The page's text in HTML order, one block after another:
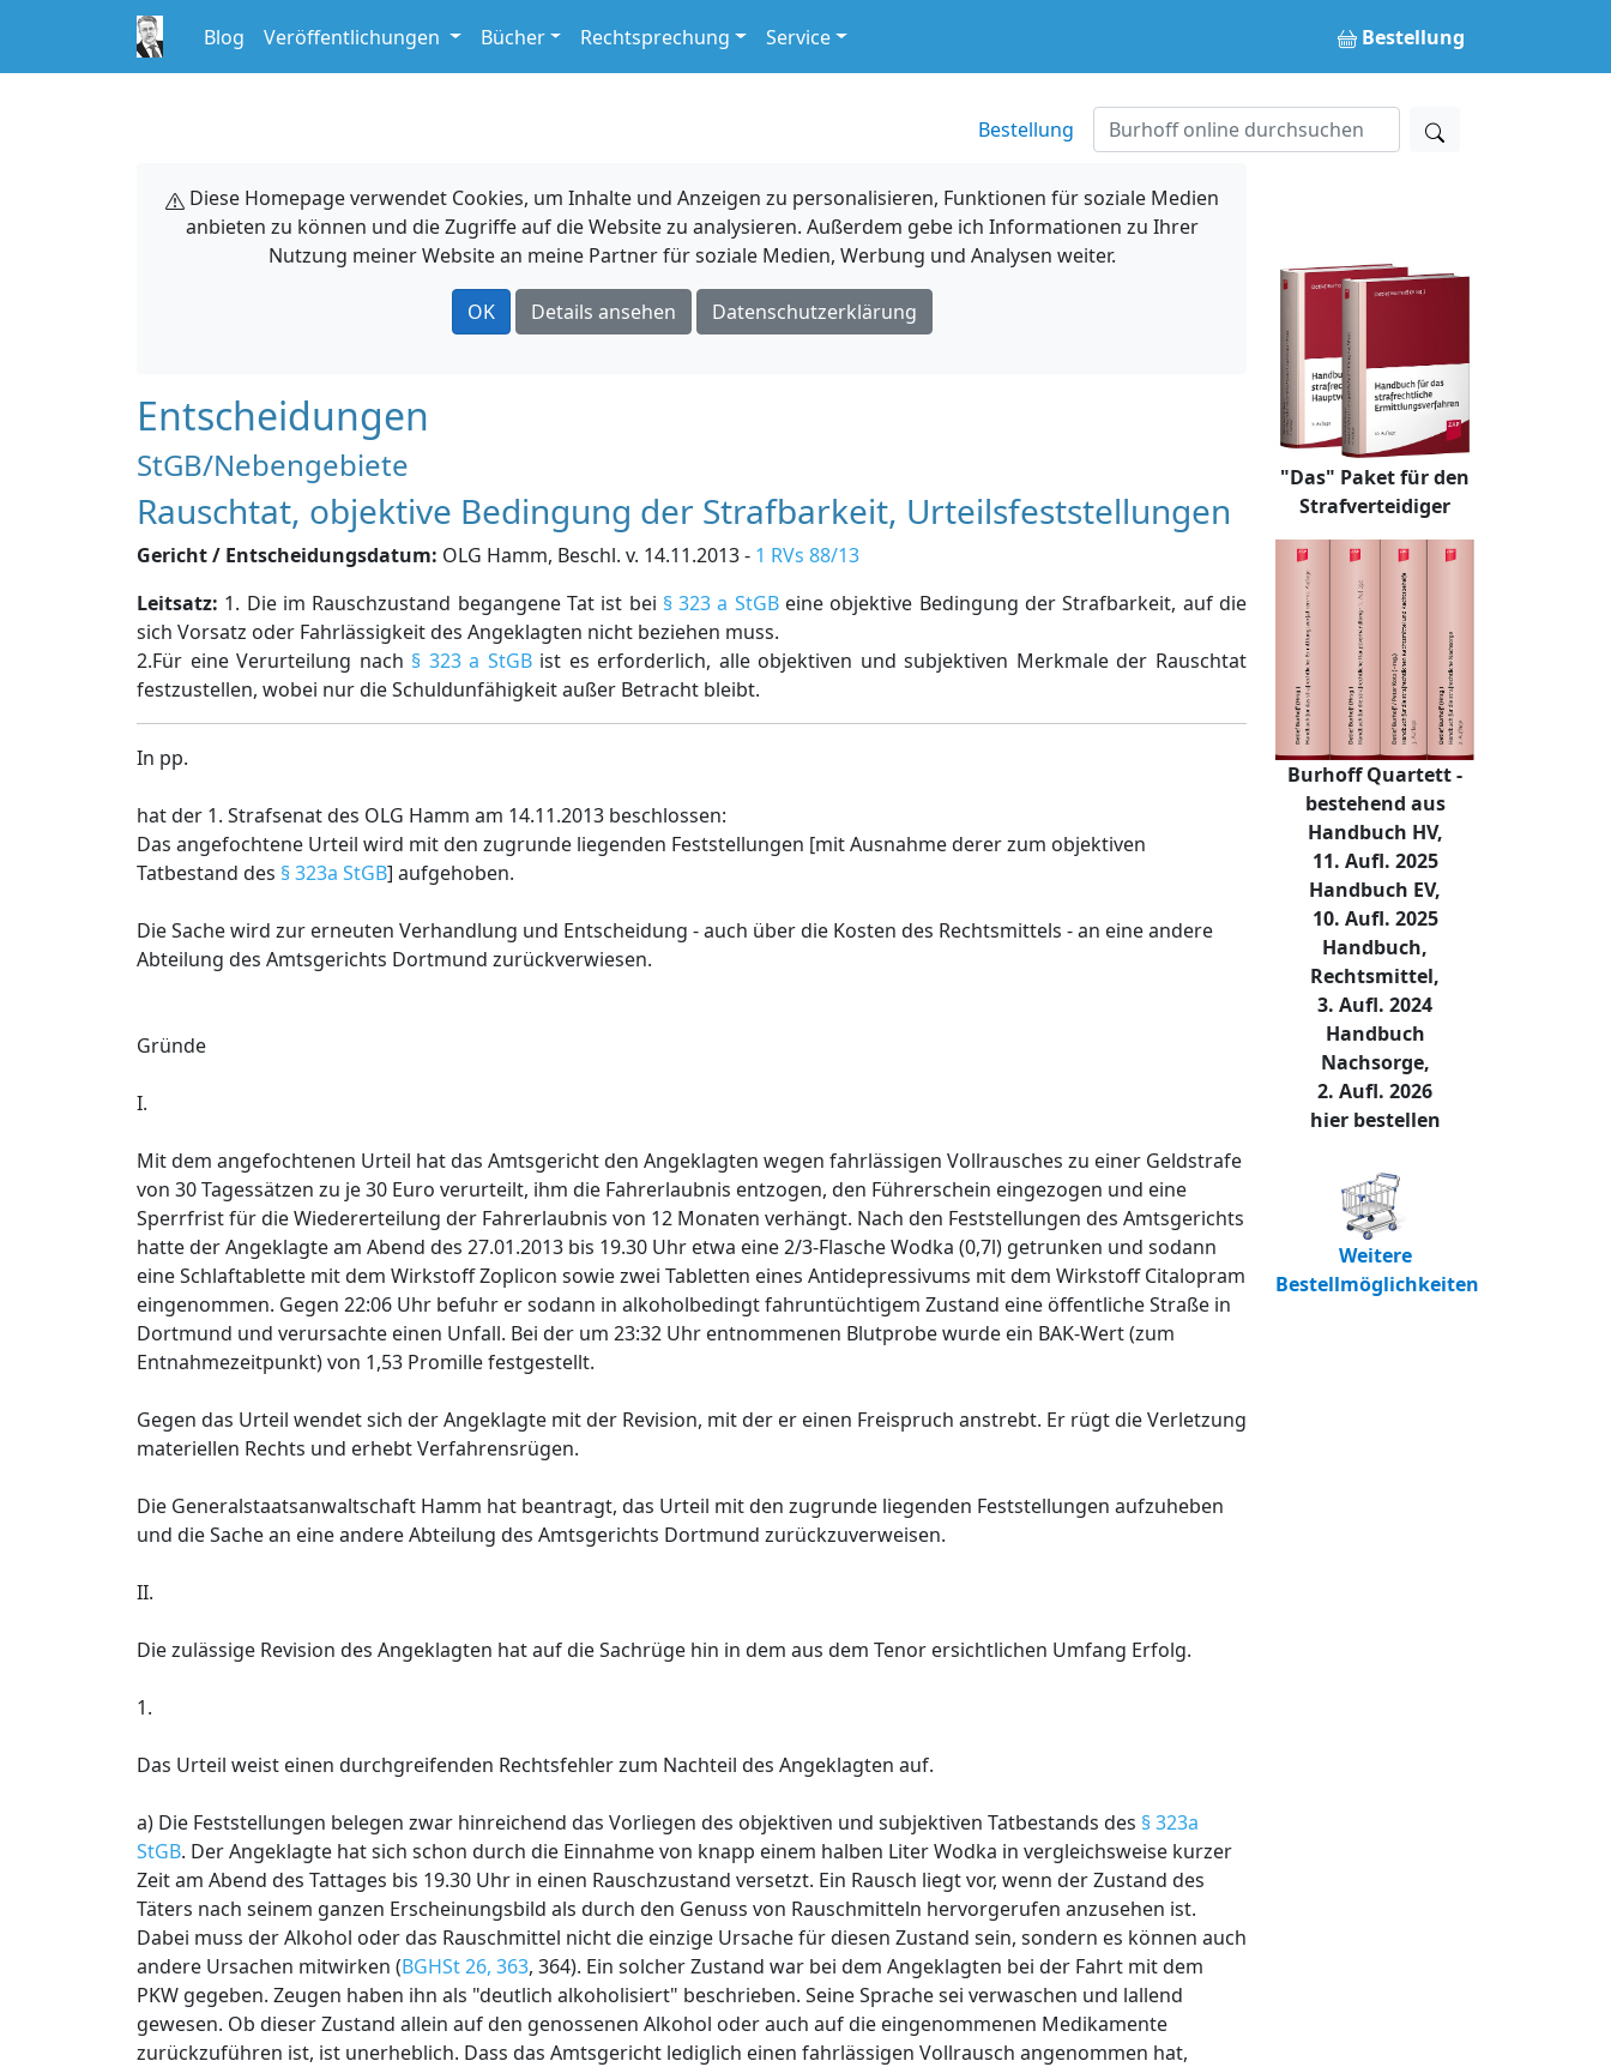
Blog Veröffentlichungen Bücher Rechtsprechung Service Bestellung
Bestellung
Diese Homepage verwendet Cookies, um Inhalte und Anzeigen zu personalisieren, Funktionen für soziale Medien
anbieten zu können und die Zugriffe auf die Website zu analysieren. Außerdem gebe ich Informationen zu Ihrer
Nutzung meiner Website an meine Partner für soziale Medien, Werbung und Analysen weiter.
OK Details ansehen Datenschutzerklärung
Entscheidungen
StGB/Nebengebiete
Rauschtat, objektive Bedingung der Strafbarkeit, Urteilsfeststellungen
Gericht / Entscheidungsdatum: OLG Hamm, Beschl. v. 14.11.2013 - 1 RVs 88/13
Leitsatz: 1. Die im Rauschzustand begangene Tat ist bei § 323 a StGBeine objektive Bedingung der Strafbarkeit, auf die
sich Vorsatz oder Fahrlässigkeit des Angeklagten nicht beziehen muss.
2.Für eine Verurteilung nach § 323 a StGBist es erforderlich, alle objektiven und subjektiven Merkmale der Rauschtat
festzustellen, wobei nur die Schuldunfähigkeit außer Betracht bleibt.
In pp.
hat der 1. Strafsenat des OLG Hamm am 14.11.2013 beschlossen:
Das angefochtene Urteil wird mit den zugrunde liegenden Feststellungen [mit Ausnahme derer zum objektiven
Tatbestand des § 323a StGB] aufgehoben.
Die Sache wird zur erneuten Verhandlung und Entscheidung - auch über die Kosten des Rechtsmittels - an eine andere
Abteilung des Amtsgerichts Dortmund zurückverwiesen.
Gründe
I.
Mit dem angefochtenen Urteil hat das Amtsgericht den Angeklagten wegen fahrlässigen Vollrausches zu einer Geldstrafe
von 30 Tagessätzen zu je 30 Euro verurteilt, ihm die Fahrerlaubnis entzogen, den Führerschein eingezogen und eine
Sperrfrist für die Wiedererteilung der Fahrerlaubnis von 12 Monaten verhängt. Nach den Feststellungen des Amtsgerichts
hatte der Angeklagte am Abend des 27.01.2013 bis 19.30 Uhr etwa eine 2/3-Flasche Wodka (0,7l) getrunken und sodann
eine Schlaftablette mit dem Wirkstoff Zoplicon sowie zwei Tabletten eines Antidepressivums mit dem Wirkstoff Citalopram
eingenommen. Gegen 22:06 Uhr befuhr er sodann in alkoholbedingt fahruntüchtigem Zustand eine öffentliche Straße in
Dortmund und verursachte einen Unfall. Bei der um 23:32 Uhr entnommenen Blutprobe wurde ein BAK-Wert (zum
Entnahmezeitpunkt) von 1,53 Promille festgestellt.
Gegen das Urteil wendet sich der Angeklagte mit der Revision, mit der er einen Freispruch anstrebt. Er rügt die Verletzung
materiellen Rechts und erhebt Verfahrensrügen.
Die Generalstaatsanwaltschaft Hamm hat beantragt, das Urteil mit den zugrunde liegenden Feststellungen aufzuheben
und die Sache an eine andere Abteilung des Amtsgerichts Dortmund zurückzuverweisen.
II.
Die zulässige Revision des Angeklagten hat auf die Sachrüge hin in dem aus dem Tenor ersichtlichen Umfang Erfolg.
1.
Das Urteil weist einen durchgreifenden Rechtsfehler zum Nachteil des Angeklagten auf.
a) Die Feststellungen belegen zwar hinreichend das Vorliegen des objektiven und subjektiven Tatbestands des § 323a
StGB. Der Angeklagte hat sich schon durch die Einnahme von knapp einem halben Liter Wodka in vergleichsweise kurzer
Zeit am Abend des Tattages bis 19.30 Uhr in einen Rauschzustand versetzt. Ein Rausch liegt vor, wenn der Zustand des
Täters nach seinem ganzen Erscheinungsbild als durch den Genuss von Rauschmitteln hervorgerufen anzusehen ist.
Dabei muss der Alkohol oder das Rauschmittel nicht die einzige Ursache für diesen Zustand sein, sondern es können auch
andere Ursachen mitwirken (BGHSt 26, 363, 364). Ein solcher Zustand war bei dem Angeklagten bei der Fahrt mit dem
PKW gegeben. Zeugen haben ihn als "deutlich alkoholisiert" beschrieben. Seine Sprache sei verwaschen und lallend
gewesen. Ob dieser Zustand allein auf den genossenen Alkohol oder auch auf die eingenommenen Medikamente
zurückzuführen ist, ist unerheblich. Dass das Amtsgericht lediglich einen fahrlässigen Vollrausch angenommen hat,
"Das" Paket für den
Strafverteidiger
Burhoff Quartett -
bestehend aus
Handbuch HV,
11. Aufl. 2025
Handbuch EV,
10. Aufl. 2025
Handbuch,
Rechtsmittel,
3. Aufl. 2024
Handbuch
Nachsorge,
2. Aufl. 2026
hier bestellen
Weitere
Bestellmöglichkeiten